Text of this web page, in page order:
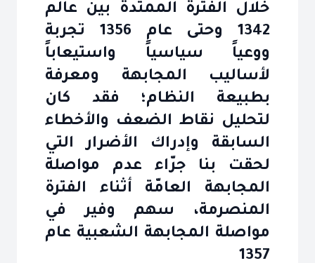
خلال الفترة الممتدة بين عالم
1342 وحتى عام 1356 تجربة
ووعياً سياسياً واستيعاباً
لأساليب المجابهة ومعرفة
بطبيعة النظام؛ فقد كان
لتحليل نقاط الضعف والأخطاء
السابقة وإدراك الأضرار التي
لحقت بنا جرّاء عدم مواصلة
المجابهة العامّة أثناء الفترة
المنصرمة، سهم وفير في
مواصلة المجابهة الشعبية عام
1357